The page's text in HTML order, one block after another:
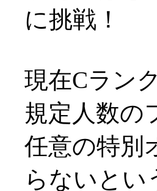
に挑戦！
現在Cラン
規定人数の
任意の特別
らないとい